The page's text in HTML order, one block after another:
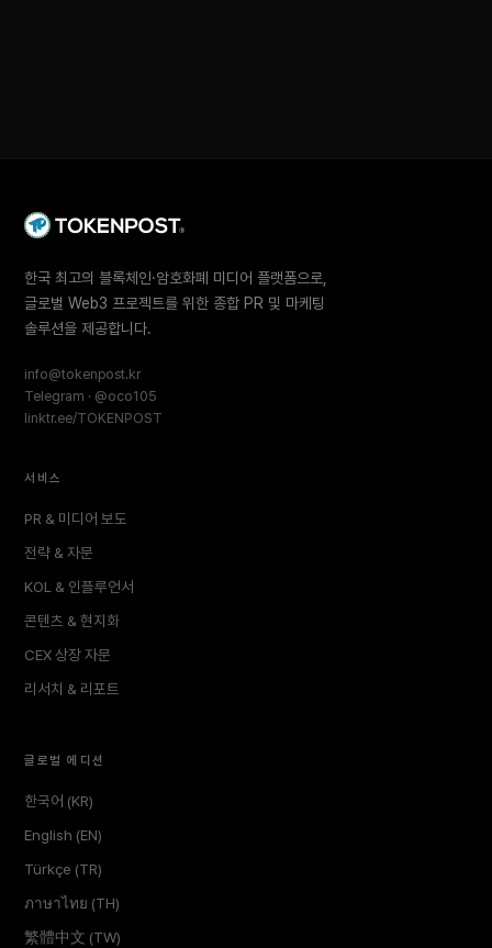
한국 최고의 블록체인·암호화폐 미디어 플랫폼으로,
글로벌 Web3 프로젝트를 위한 종합 PR 및 마케팅
솔루션을 제공합니다.
info@tokenpost.kr
Telegram · @oco105
linktr.ee/TOKENPOST
서비스
PR & 미디어 보도
전략 & 자문
KOL & 인플루언서
콘텐츠 & 현지화
CEX 상장 자문
리서치 & 리포트
글로벌 에디션
한국어 (KR)
English (EN)
Türkçe (TR)
ภาษาไทย (TH)
繁體中文 (TW)